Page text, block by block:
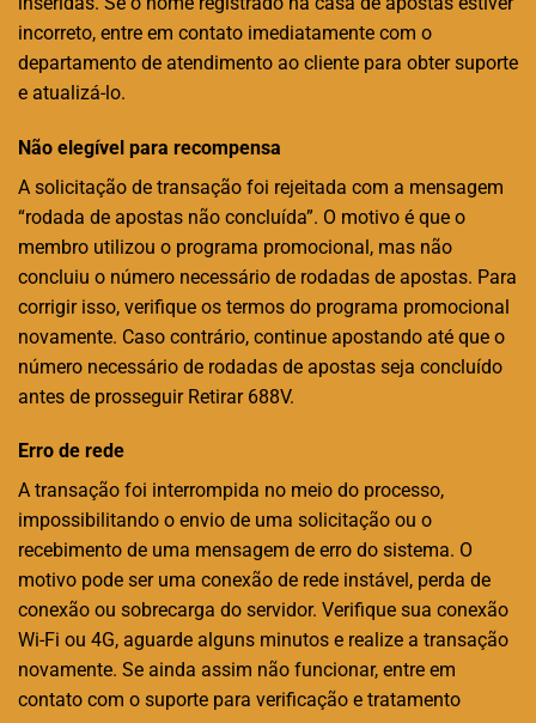
incorreto, entre em contato imediatamente com o
departamento de atendimento ao cliente para obter suporte
e atualizá-lo.
Não elegível para recompensa
A solicitação de transação foi rejeitada com a mensagem
“rodada de apostas não concluída”. O motivo é que o
membro utilizou o programa promocional, mas não
concluiu o número necessário de rodadas de apostas. Para
corrigir isso, verifique os termos do programa promocional
novamente. Caso contrário, continue apostando até que o
número necessário de rodadas de apostas seja concluído
antes de prosseguir Retirar 688V.
Erro de rede
A transação foi interrompida no meio do processo,
impossibilitando o envio de uma solicitação ou o
recebimento de uma mensagem de erro do sistema. O
motivo pode ser uma conexão de rede instável, perda de
conexão ou sobrecarga do servidor. Verifique sua conexão
Wi-Fi ou 4G, aguarde alguns minutos e realize a transação
novamente. Se ainda assim não funcionar, entre em
contato com o suporte para verificação e tratamento